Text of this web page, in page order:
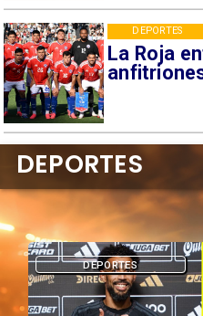
La Roja
DEPORTES
DEPORTES
DEPORTES